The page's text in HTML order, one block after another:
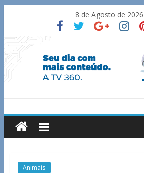
content
8 de Agosto de 2026
TV
Sul
Notícias
Animais